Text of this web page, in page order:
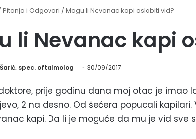
Pitanja i Odgovori /Mogu li Nevanac kapi oslabiti vid?
li Nevanac kapi
spec. oftalmolog 30/09/2017
prije godinu dana moj otac je imao
2 na desno. Od šećera popucali
kapi. Da li je moguće da mu je vid sve